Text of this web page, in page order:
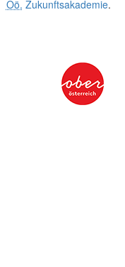
Oö. Zukunftsakademie.